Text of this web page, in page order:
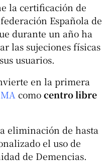
la certificación de
Española de
durante un año ha
las sujeciones físicas
usuarios.
en la primera
como centro libre
eliminación de hasta
el uso de
de Demencias.